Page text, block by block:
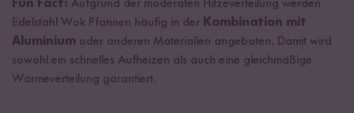
Fun Fact: Aufgrund der moderaten Hitzeverteilung werden
Edelstahl Wok Pfannen häufig in der Kombination mit
Aluminium oder anderen Materialien angeboten. Damit wird
sowohl ein schnelles Aufheizen als auch eine gleichmäßige
Wärmeverteilung garantiert.